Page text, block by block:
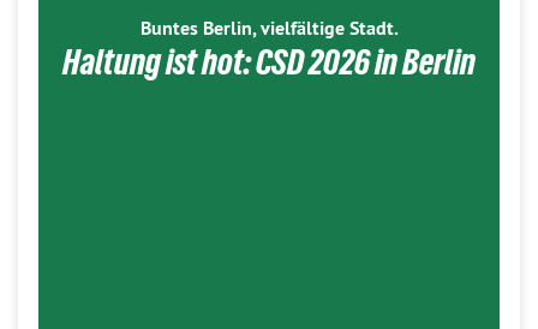
Buntes Berlin, vielfältige Stadt.
Haltung ist hot: CSD 2026 in Berlin